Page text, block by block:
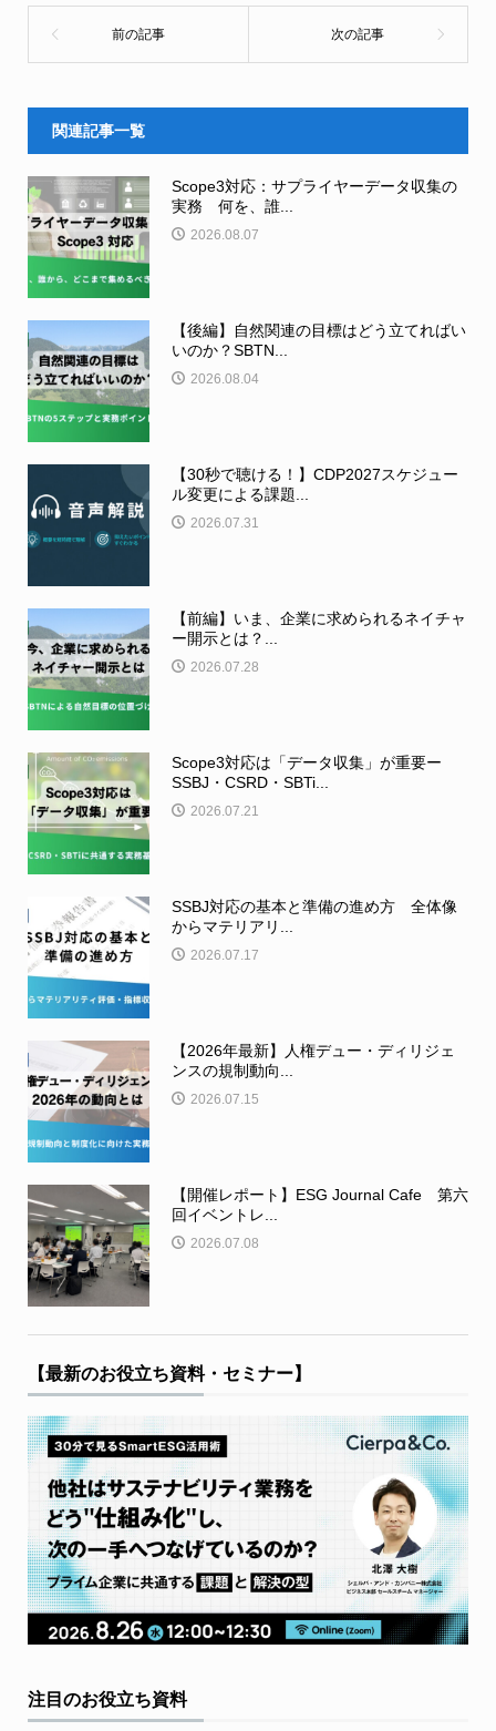
関連記事一覧
Scope3対応：サプライヤーデータ収集の
実務 何を、誰...
2026.08.07
【後編】自然関連の目標はどう立てればい
いのか？SBTN...
2026.08.04
【30秒で聴ける！】CDP2027スケジュー
ル変更による課題...
2026.07.31
【前編】いま、企業に求められるネイチャ
ー開示とは？...
2026.07.28
Scope3対応は「データ収集」が重要ー
SSBJ・CSRD・SBTi...
2026.07.21
SSBJ対応の基本と準備の進め方 全体像
からマテリアリ...
2026.07.17
【2026年最新】人権デュー・ディリジェ
ンスの規制動向...
2026.07.15
【開催レポート】ESG Journal Cafe 第六
回イベントレ...
2026.07.08
【最新のお役立ち資料・セミナー】
注目のお役立ち資料